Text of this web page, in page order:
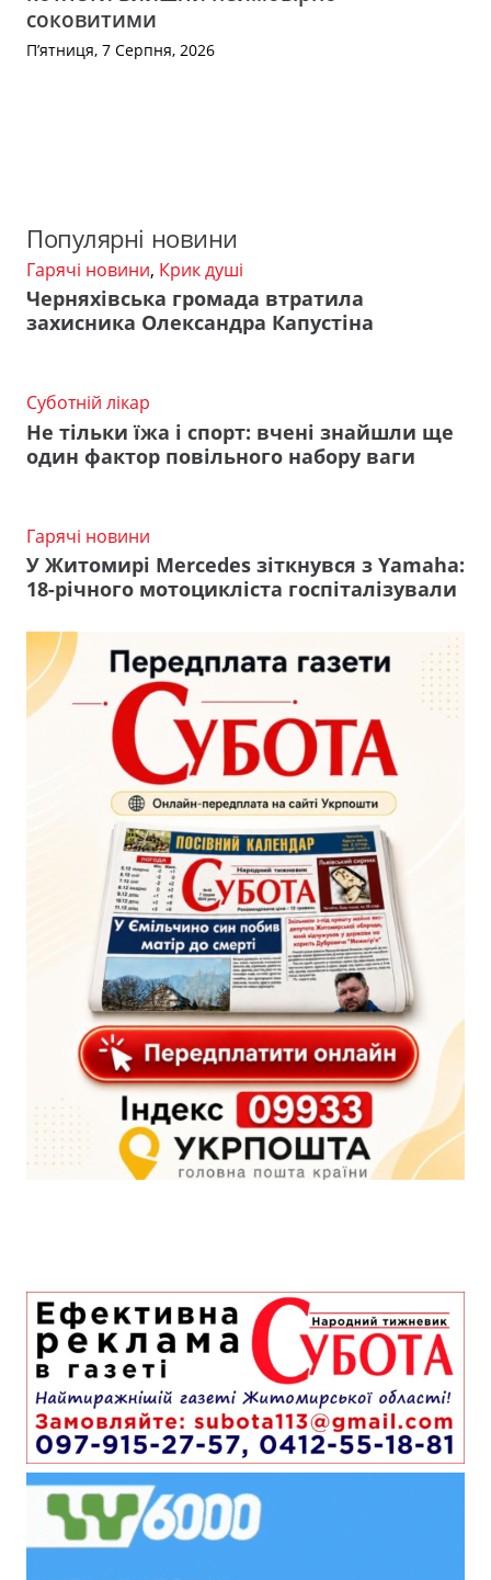
соковитими
П’ятниця, 7 Серпня, 2026
Популярні новини
Гарячі новини, Крик душі
Черняхівська громада втратила
захисника Олександра Капустіна
Суботній лікар
Не тільки їжа і спорт: вчені знайшли ще
один фактор повільного набору ваги
Гарячі новини
У Житомирі Mercedes зіткнувся з Yamaha:
18-річного мотоцикліста госпіталізували